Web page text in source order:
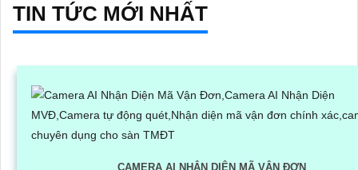
TIN TỨC MỚI NHẤT
CAMERA AI NHẬN DIỆN MÃ VẬN ĐƠN